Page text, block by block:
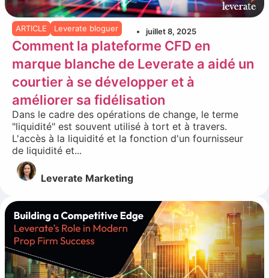
ARTICLE Leverate bloguer juillet 8, 2025
Comment la plateforme CFD en
marque blanche de Leverate a aidé un
courtier à se développer et à
améliorer sa fidélisation
Dans le cadre des opérations de change, le terme
"liquidité" est souvent utilisé à tort et à travers.
L'accès à la liquidité et la fonction d'un fournisseur
de liquidité et...
Leverate Marketing